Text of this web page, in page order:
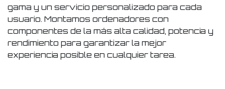
gama y un servicio personalizado para cada
usuario. Montamos ordenadores con
componentes de la más alta calidad, potencia y
rendimiento para garantizar la mejor
experiencia posible en cualquier tarea.